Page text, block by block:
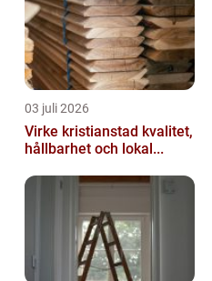
03 juli 2026
Virke kristianstad kvalitet,
hållbarhet och lokal...